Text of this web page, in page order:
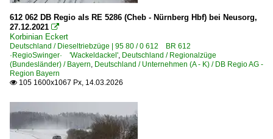
612 062 DB Regio als RE 5286 (Cheb - Nürnberg Hbf) bei Neusorg,
27.12.2021 
Korbinian Eckert
Deutschland / Dieseltriebzüge | 95 80 / 0 612 BR 612
·RegioSwinger· 'Wackeldackel', Deutschland / Regionalzüge
(Bundesländer) / Bayern, Deutschland / Unternehmen (A - K) / DB Regio AG -
Region Bayern
 105 1600x1067 Px, 14.03.2026